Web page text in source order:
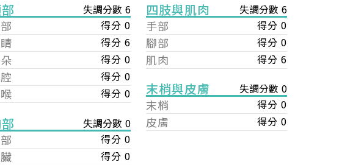
失調分數 6
得分 0
得分 6
得分 0
得分 0
得分 0
失調分數 0
得分 0
得分 0
四肢與肌肉 失調分數 6
手部 得分 0
腳部 得分 0
肌肉 得分 6
末梢與皮膚 失調分數 0
末梢 得分 0
皮膚 得分 0